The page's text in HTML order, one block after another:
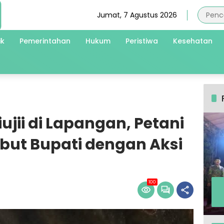
Jumat, 7 Agustus 2026
Pemerintahan Hukum Peristiwa Kesehatan
di Lapangan, Petani
Bupati dengan Aksi
100